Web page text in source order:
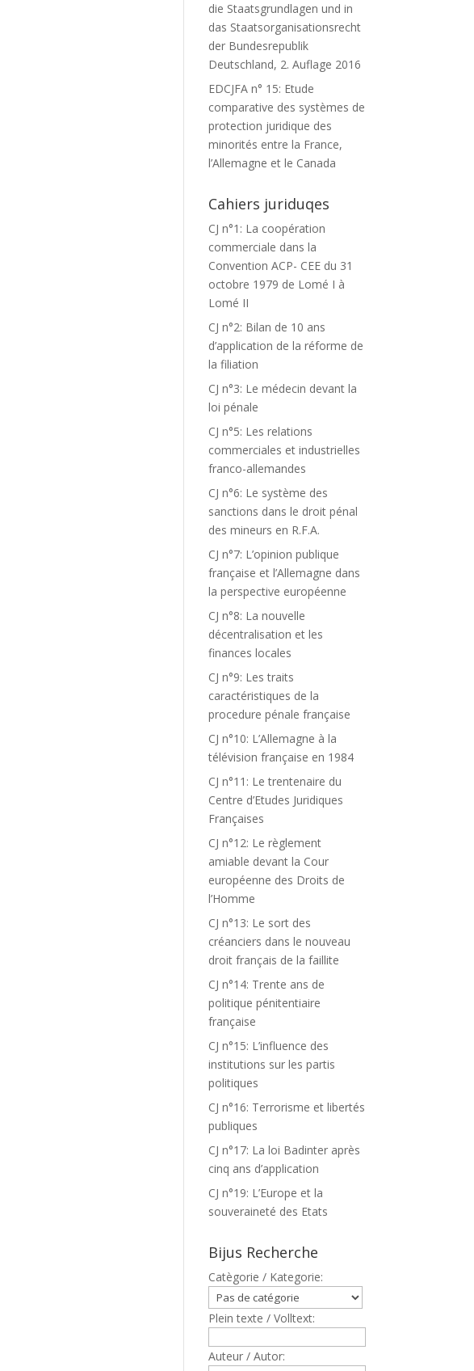
die Staatsgrundlagen und in
das Staatsorganisationsrecht
der Bundesrepublik
Deutschland, 2. Auflage 2016
EDCJFA n° 15: Etude
comparative des systèmes de
protection juridique des
minorités entre la France,
l’Allemagne et le Canada
Cahiers juriduqes
CJ n°1: La coopération
commerciale dans la
Convention ACP- CEE du 31
octobre 1979 de Lomé I à
Lomé II
CJ n°2: Bilan de 10 ans
d’application de la réforme de
la filiation
CJ n°3: Le médecin devant la
loi pénale
CJ n°5: Les relations
commerciales et industrielles
franco-allemandes
CJ n°6: Le système des
sanctions dans le droit pénal
des mineurs en R.F.A.
CJ n°7: L’opinion publique
française et l’Allemagne dans
la perspective européenne
CJ n°8: La nouvelle
décentralisation et les
finances locales
CJ n°9: Les traits
caractéristiques de la
procedure pénale française
CJ n°10: L’Allemagne à la
télévision française en 1984
CJ n°11: Le trentenaire du
Centre d’Etudes Juridiques
Françaises
CJ n°12: Le règlement
amiable devant la Cour
européenne des Droits de
l’Homme
CJ n°13: Le sort des
créanciers dans le nouveau
droit français de la faillite
CJ n°14: Trente ans de
politique pénitentiaire
française
CJ n°15: L’influence des
institutions sur les partis
politiques
CJ n°16: Terrorisme et libertés
publiques
CJ n°17: La loi Badinter après
cinq ans d’application
CJ n°19: L’Europe et la
souveraineté des Etats
Bijus Recherche
Catègorie / Kategorie:
Plein texte / Volltext:
Auteur / Autor: